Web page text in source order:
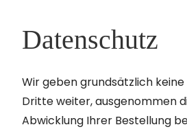
Datenschutz
Wir geben grundsätzlich
Dritte weiter, ausgenommen
Abwicklung Ihrer Bestellung